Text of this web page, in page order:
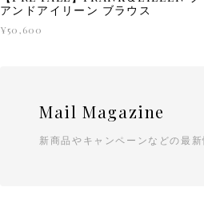
アンドアイリーン ブラウス
¥50,600
Mail Magazine
新商品やキャンペーンなどの最